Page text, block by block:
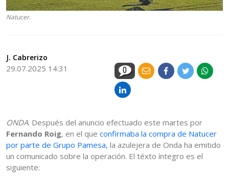
Natucer.
J. Cabrerizo
29.07.2025 14:31 0
ONDA. Después del anuncio efectuado este martes por
Fernando Roig, en el que confirmaba la compra de Natucer
por parte de Grupo Pamesa, la azulejera de Onda ha emitido
un comunicado sobre la operación. El téxto íntegro es el
siguiente: